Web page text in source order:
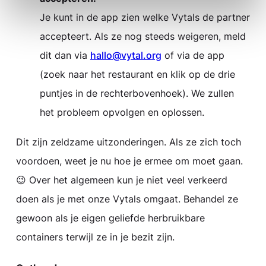
Je kunt in de app zien welke Vytals de partner
accepteert. Als ze nog steeds weigeren, meld
dit dan via hallo@vytal.org of via de app
(zoek naar het restaurant en klik op de drie
puntjes in de rechterbovenhoek). We zullen
het probleem opvolgen en oplossen.
Dit zijn zeldzame uitzonderingen. Als ze zich toch
voordoen, weet je nu hoe je ermee om moet gaan.
😉 Over het algemeen kun je niet veel verkeerd
doen als je met onze Vytals omgaat. Behandel ze
gewoon als je eigen geliefde herbruikbare
containers terwijl ze in je bezit zijn.